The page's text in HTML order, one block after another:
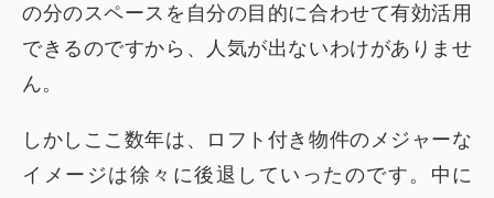
の分のスペースを自分の目的に合わせて有効活用
できるのですから、人気が出ないわけがありませ
ん。
しかしここ数年は、ロフト付き物件のメジャーな
イメージは徐々に後退していったのです。中に